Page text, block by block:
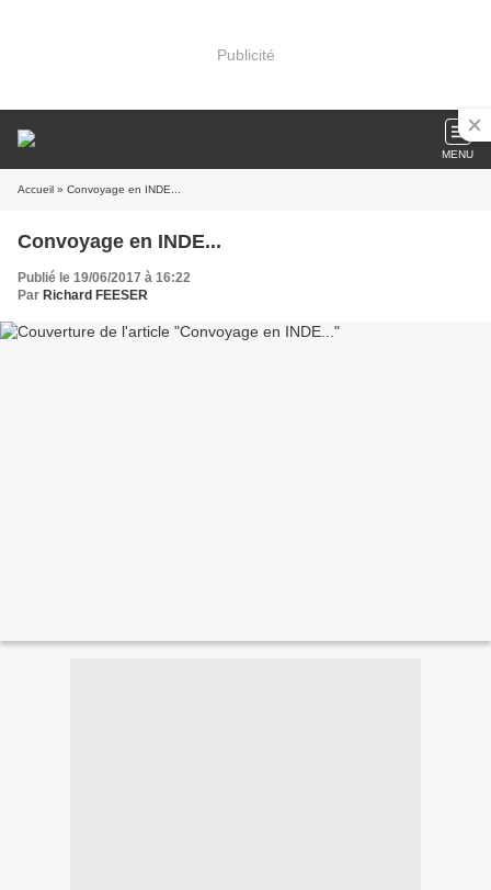
Publicité
MENU
Accueil » Convoyage en INDE...
Convoyage en INDE...
Publié le 19/06/2017 à 16:22
Par Richard FEESER